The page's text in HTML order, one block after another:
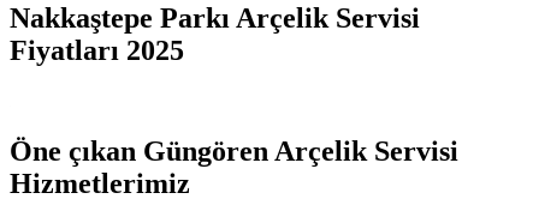
Nakkaştepe Parkı Arçelik Servisi
Fiyatları 2025
Öne çıkan Güngören Arçelik Servisi
Hizmetlerimiz